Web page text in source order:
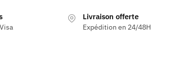
Livraison offerte
Expédition en 24/48H